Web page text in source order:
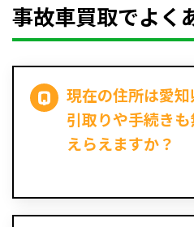
事故車買取でよく
現在の住所は愛
引取りや手続き
えらえますか？